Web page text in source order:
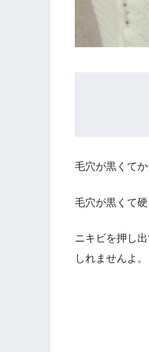
毛穴が黒くて
毛穴が黒くて
ニキビを押し
しれませんよ。